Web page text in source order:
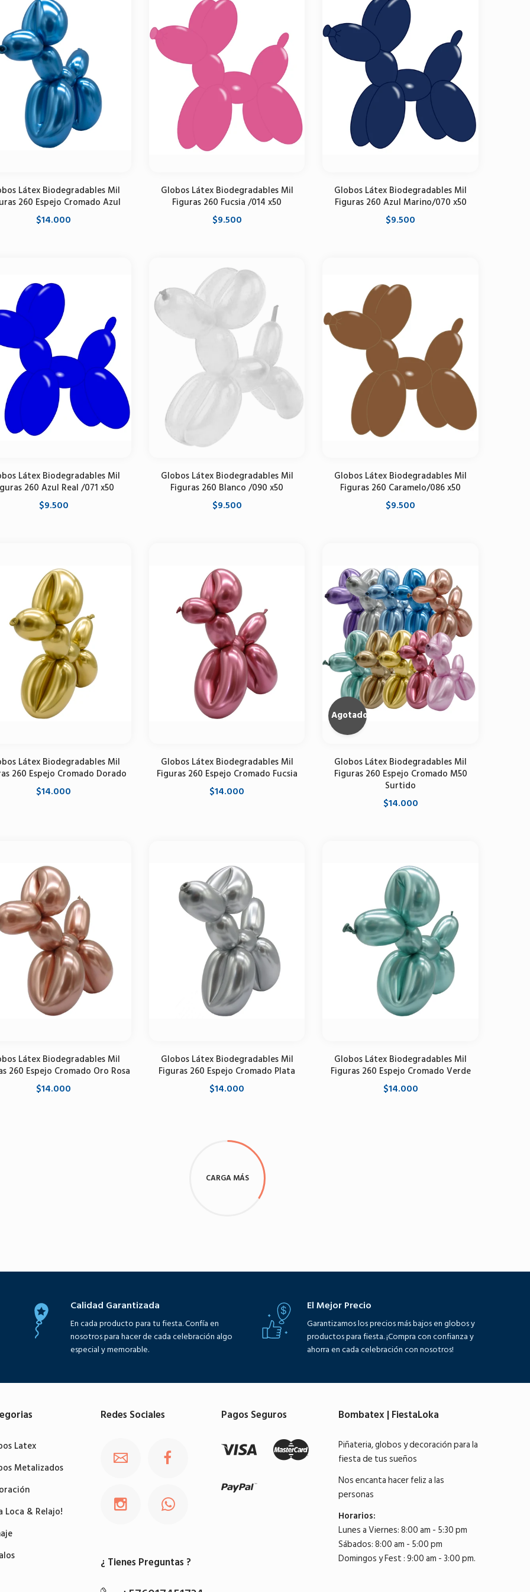
Látex Biodegradables Mil
260 Espejo Cromado Azul
$14.000
Globos Látex Biodegradables Mil
Figuras 260 Fucsia /014 x50
$9.500
Globos Látex Biodegradables Mil
Figuras 260 Azul Marino/070 x50
$9.500
Látex Biodegradables Mil
260 Azul Real /071 x50
$9.500
Globos Látex Biodegradables Mil
Figuras 260 Blanco /090 x50
$9.500
Globos Látex Biodegradables Mil
Figuras 260 Caramelo/086 x50
$9.500
Látex Biodegradables Mil
260 Espejo Cromado Dorado
$14.000
Globos Látex Biodegradables Mil
Figuras 260 Espejo Cromado Fucsia
$14.000
Agotado
Globos Látex Biodegradables Mil
Figuras 260 Espejo Cromado M50
Surtido
$14.000
Látex Biodegradables Mil
260 Espejo Cromado Oro Rosa
$14.000
Globos Látex Biodegradables Mil
Figuras 260 Espejo Cromado Plata
$14.000
Globos Látex Biodegradables Mil
Figuras 260 Espejo Cromado Verde
$14.000
CARGA MÁS
Calidad Garantizada
En cada producto para tu fiesta. Confía en
nosotros para hacer de cada celebración algo
especial y memorable.
El Mejor Precio
Garantizamos los precios más bajos en globos y
productos para fiesta. ¡Compra con confianza y
ahorra en cada celebración con nosotros!
Latex
Metalizados
Loca & Relajo!
Redes Sociales
¿ Tienes Preguntas ?
Pagos Seguros Bombatex | FiestaLoka
Piñateria, globos y decoración para la
fiesta de tus sueños
Nos encanta hacer feliz a las
personas
Horarios:
Lunes a Viernes: 8:00 am - 5:30 pm
Sábados: 8:00 am - 5:00 pm
Domingos y Fest : 9:00 am - 3:00 pm.